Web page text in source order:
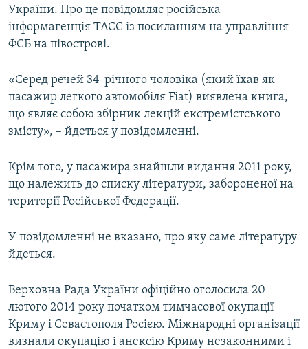
ВСЕ ЗА ДЕНЬ
СПЕЦПРОЕКТИ
ВІДЕОУРОКИ «ELIFBE»
СВІДЧЕННЯ ОКУПАЦІЇ
УКРАЇНСЬКА ПРОБЛЕМА КРИМУ
Русский
Qırımtatar
України. Про це повідомляє російська
інформагенція ТАСС із посиланням на управління
ФСБ на півострові.
«Серед речей 34-річного чоловіка (який їхав як
пасажир легкого автомобіля Fiat) виявлена книга,
що являє собою збірник лекцій екстремістського
змісту», – йдеться у повідомленні.
Крім того, у пасажира знайшли видання 2011 року,
що належить до списку літератури, забороненої на
території Російської Федерації.
У повідомленні не вказано, про яку саме літературу
йдеться.
Верховна Рада України офіційно оголосила 20
лютого 2014 року початком тимчасової окупації
Криму і Севастополя Росією. Міжнародні організації
визнали окупацію і анексію Криму незаконними і